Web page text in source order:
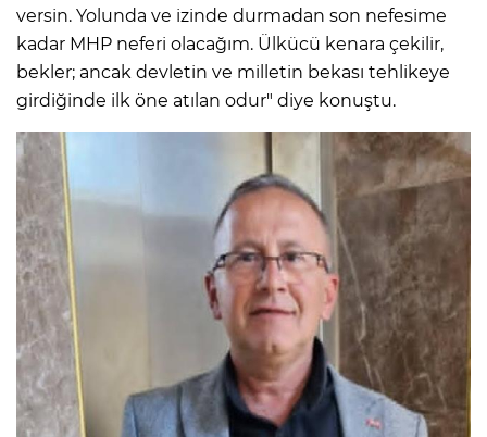
versin. Yolunda ve izinde durmadan son nefesime
kadar MHP neferi olacağım. Ülkücü kenara çekilir,
bekler; ancak devletin ve milletin bekası tehlikeye
girdiğinde ilk öne atılan odur" diye konuştu.